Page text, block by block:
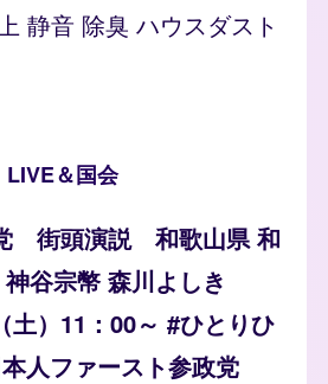
静音 除臭 ハウスダスト
LIVE＆国会
街頭演説 和歌山県 和
谷宗幣 森川よしき
土）11：00～ #ひとりひ
人ファースト参政党